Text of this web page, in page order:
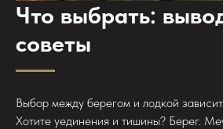
Что выбрать:
советы
Выбор между берегом и лодкой
Хотите уединения и тишины? Берег.